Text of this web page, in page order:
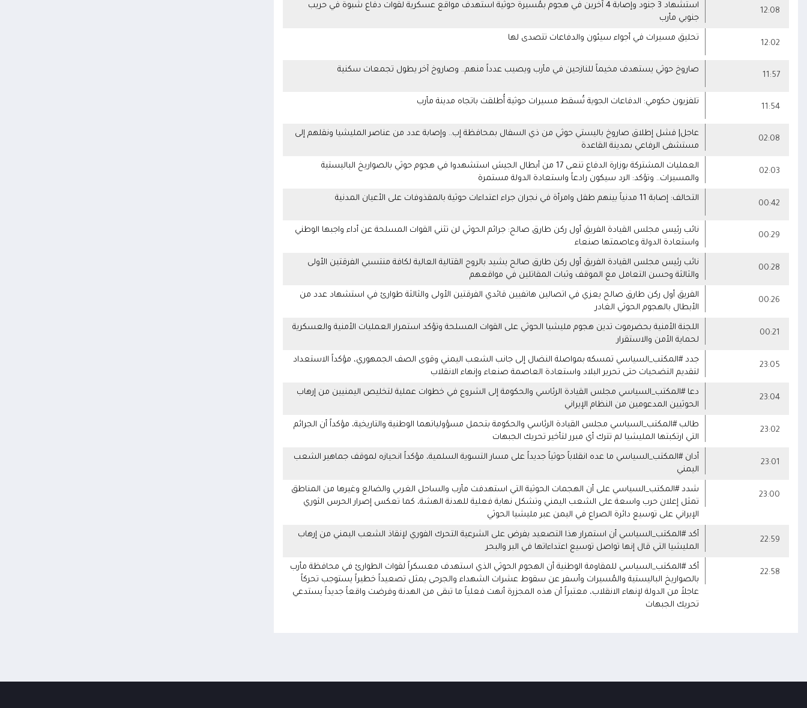
12:08
استشهاد 3 جنود وإصابة 4 آخرين في هجوم بمُسيرة حوثية استهدف مواقع عسكرية لقوات دفاع شبوة في حريب
جنوبي مأرب
12:02
تحليق مسيرات في أجواء سيئون والدفاعات تتصدى لها
11:57
صاروخ حوثي يستهدف مخيماً للنازحين في مأرب ويصيب عدداً منهم.. وصاروخ آخر يطول تجمعات سكنية
11:54
تلفزيون حكومي: الدفاعات الجوية تُسقط مسيرات حوثية أُطلقت باتجاه مدينة مأرب
02:08
عاجل| فشل إطلاق صاروخ باليستي حوثي من ذي السفال بمحافظة إب.. وإصابة عدد من عناصر المليشيا ونقلهم إلى
مستشفى الرفاعي بمدينة القاعدة
02:03
العمليات المشتركة بوزارة الدفاع تنعى 17 من أبطال الجيش استشهدوا في هجوم حوثي بالصواريخ الباليستية
والمسيرات.. وتؤكد: الرد سيكون رادعاً واستعادة الدولة مستمرة
00:42
التحالف: إصابة 11 مدنياً بينهم طفل وامرأة في نجران جراء اعتداءات حوثية بالمقذوفات على الأعيان المدنية
00:29
نائب رئيس مجلس القيادة الفريق أول ركن طارق صالح: جرائم الحوثي لن تثني القوات المسلحة عن أداء واجبها الوطني
واستعادة الدولة وعاصمتها صنعاء
00:28
نائب رئيس مجلس القيادة الفريق أول ركن طارق صالح يشيد بالروح القتالية العالية لكافة منتسبي الفرقتين الأولى
والثالثة وحسن التعامل مع الموقف وثبات المقاتلين في مواقعهم
00:26
الفريق أول ركن طارق صالح يعزي في اتصالين هاتفيين قائدي الفرقتين الأولى والثالثة طوارئ في استشهاد عدد من
الأبطال بالهجوم الحوثي الغادر
00:21
اللجنة الأمنية بحضرموت تدين هجوم مليشيا الحوثي على القوات المسلحة وتؤكد استمرار العمليات الأمنية والعسكرية
لحماية الأمن والاستقرار
23:05
جدد #المكتب_السياسي تمسكه بمواصلة النضال إلى جانب الشعب اليمني وقوى الصف الجمهوري، مؤكداً الاستعداد
لتقديم التضحيات حتى تحرير البلاد واستعادة العاصمة صنعاء وإنهاء الانقلاب
23:04
دعا #المكتب_السياسي مجلس القيادة الرئاسي والحكومة إلى الشروع في خطوات عملية لتخليص اليمنيين من إرهاب
الحوثيين المدعومين من النظام الإيراني
23:02
طالب #المكتب_السياسي مجلس القيادة الرئاسي والحكومة بتحمل مسؤولياتهما الوطنية والتاريخية، مؤكداً أن الجرائم
التي ارتكبتها المليشيا لم تترك أي مبرر لتأخير تحريك الجبهات
23:01
أدان #المكتب_السياسي ما عده انقلاباً حوثياً جديداً على مسار التسوية السلمية، مؤكداً انحيازه لموقف جماهير الشعب
اليمني
23:00
شدد #المكتب_السياسي على أن الهجمات الحوثية التي استهدفت مأرب والساحل الغربي والضالع وغيرها من المناطق
تمثل إعلان حرب واسعة على الشعب اليمني وتشكل نهاية فعلية للهدنة الهشة، كما تعكس إصرار الحرس الثوري
الإيراني على توسيع دائرة الصراع في اليمن عبر مليشيا الحوثي
22:59
أكد #المكتب_السياسي أن استمرار هذا التصعيد يفرض على الشرعية التحرك الفوري لإنقاذ الشعب اليمني من إرهاب
المليشيا التي قال إنها تواصل توسيع اعتداءاتها في البر والبحر
22:58
أكد #المكتب_السياسي للمقاومة الوطنية أن الهجوم الحوثي الذي استهدف معسكراً لقوات الطوارئ في محافظة مأرب
بالصواريخ الباليستية والمُسيرات وأسفر عن سقوط عشرات الشهداء والجرحى يمثل تصعيداً خطيراً يستوجب تحركاً
عاجلاً من الدولة لإنهاء الانقلاب، معتبراً أن هذه المجزرة أنهت فعلياً ما تبقى من الهدنة وفرضت واقعاً جديداً يستدعي
تحريك الجبهات